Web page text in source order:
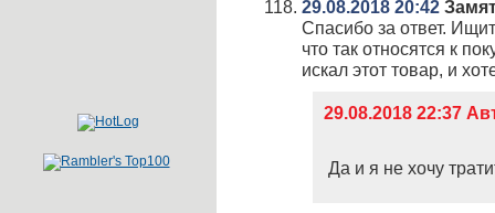
29.08.2018 20:42
Спасибо за ответ.
что так относятся к
искал этот товар, и
29.08.2018 22:37
Да и я не хочу